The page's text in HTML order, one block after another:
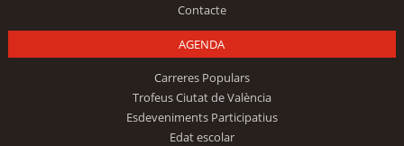
Contacte
AGENDA
Carreres Populars
Trofeus Ciutat de València
Esdeveniments Participatius
Edat escolar